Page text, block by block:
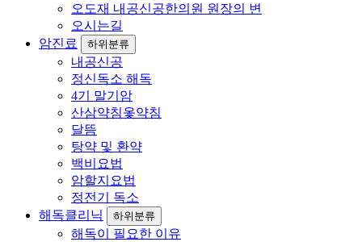
오도재 내공신공한의원 원장의 변
오시는길
암진료
하위분류
내공신공
정신독소 해독
4기 말기암
산삼약침옻약침
달뜸
탕약 및 환약
백비요법
암할지요법
정전기 독소
해독클리닉
하위분류
해독이 필요한 이유